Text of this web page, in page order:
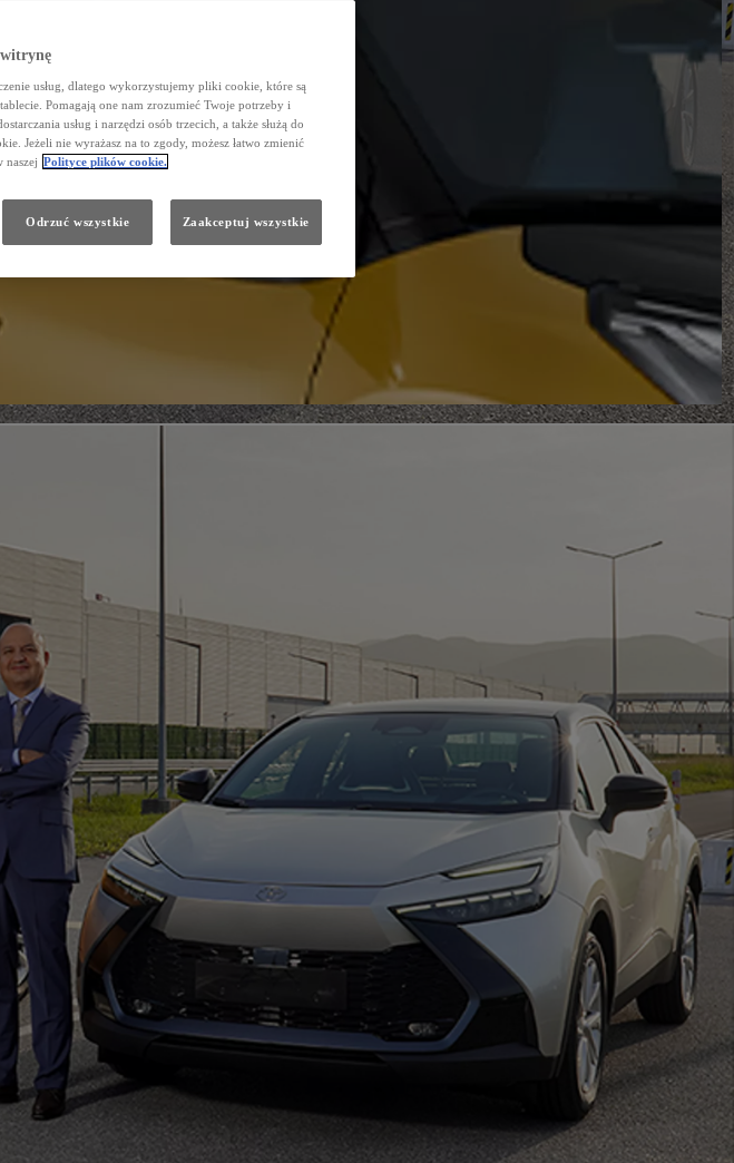
usług, dlatego wykorzystujemy pliki cookie, które są
Pomagają one nam zrozumieć Twoje potrzeby i
usług i narzędzi osób trzecich, a także służą do
Jeżeli nie wyrażasz na to zgody, możesz łatwo zmienić
naszej Polityce plików cookie.
Odrzuć wszystkie Zaakceptuj wszystkie